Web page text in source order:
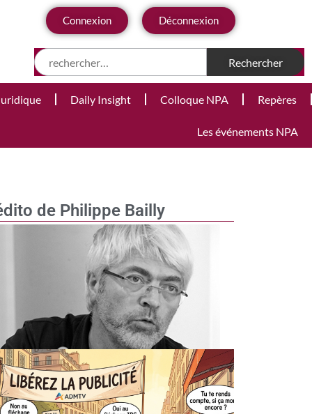
Connexion Déconnexion
Daily Insight Colloque NPA Repères
Les événements NPA
de Philippe Bailly